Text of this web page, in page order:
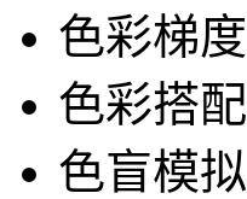
色彩梯度
色彩搭配
色盲模拟